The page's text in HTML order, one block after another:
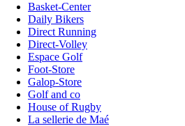
Basket-Center
Daily Bikers
Direct Running
Direct-Volley
Espace Golf
Foot-Store
Galop-Store
Golf and co
House of Rugby
La sellerie de Maé